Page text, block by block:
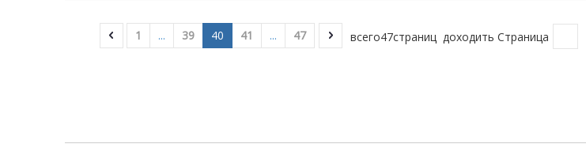
1 ... 39 40 41 ... 47 всего47страниц доходить Страница